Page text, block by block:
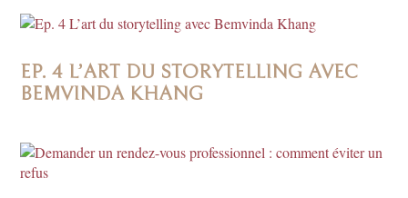
EP. 4 L’ART DU STORYTELLING AVEC
BEMVINDA KHANG